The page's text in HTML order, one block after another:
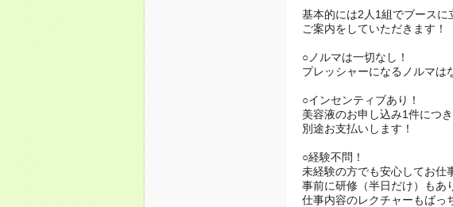
基本的には2人1組でブースに
ご案内をしていただきます！
○ノルマは一切なし！
プレッシャーになるノルマは
○インセンティブあり！
美容液のお申し込み1件につき
別途お支払いします！
○経験不問！
未経験の方でも安心してお仕
事前に研修（半日だけ）もあ
仕事内容のレクチャーもばっ